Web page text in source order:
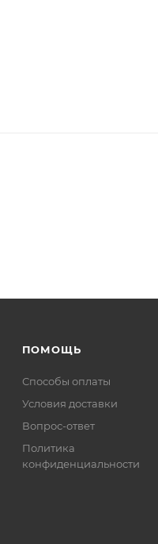
ПОМОЩЬ
Способы оплаты
Условия доставки
Вопрос-ответ
Политика
конфиденциальности